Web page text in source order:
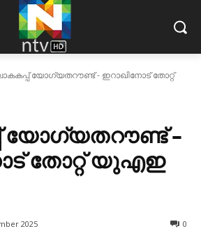
യോഗ്യതറൗണ്ട് - ഇറാഖിനോട് തോറ്റ്
യോഗ്യതറൗണ്ട് –
തോറ്റ് യുഎഇ
2025 0